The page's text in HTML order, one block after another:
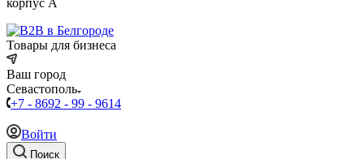
корпус А
Товары для бизнеса
Ваш город
Севастополь
+7 - 8692 - 99 - 9614
Войти
Поиск